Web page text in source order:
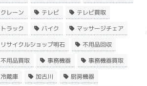
クレーン テレビ テレビ買取
トラック バイク マッサージチェア
リサイクルショップ明石 不用品回収
不用品買取 事務機器 事務機器買取
冷蔵庫 加古川 厨房機器